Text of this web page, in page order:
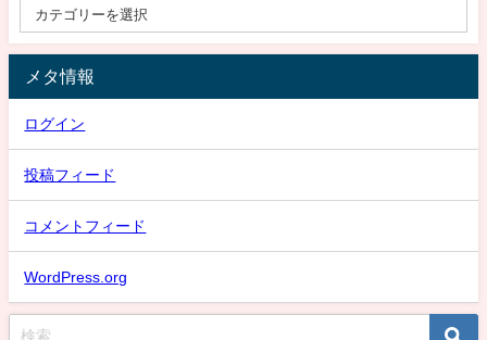
メタ情報
ログイン
投稿フィード
コメントフィード
WordPress.org